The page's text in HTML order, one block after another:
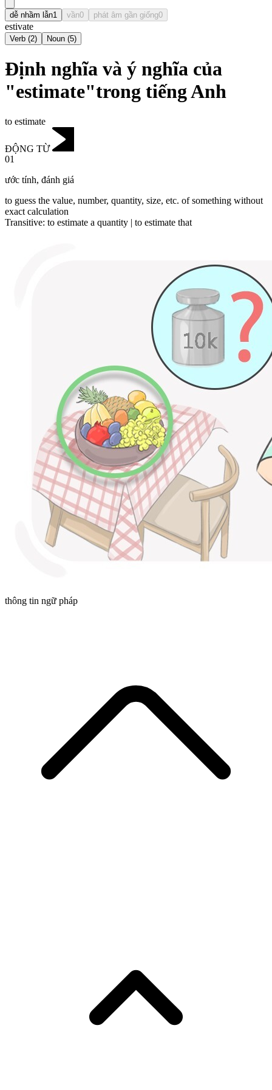
dễ nhầm lẫn1 vần0 phát âm gần giống0
estivate
Verb (2) Noun (5)
Định nghĩa và ý nghĩa của
"estimate"trong tiếng Anh
to estimate
ĐỘNG TỪ
01
ước tính, đánh giá
to guess the value, number, quantity, size, etc. of something without
exact calculation
Transitive: to estimate a quantity | to estimate that
thông tin ngữ pháp